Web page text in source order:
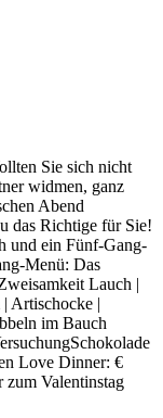
Sie sich nicht
widmen, ganz
Abend
das Richtige für Sie!
und ein Fünf-Gang-
Menü: Das
Lauch |
Artischocke |
im Bauch
Love Dinner: €
zum Valentinstag